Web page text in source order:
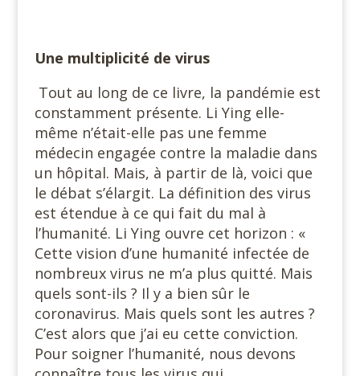
Une multiplicité de virus
Tout au long de ce livre, la pandémie est
constamment présente. Li Ying elle-
même n’était-elle pas une femme
médecin engagée contre la maladie dans
un hôpital. Mais, à partir de là, voici que
le débat s’élargit. La définition des virus
est étendue à ce qui fait du mal à
l’humanité. Li Ying ouvre cet horizon : «
Cette vision d’une humanité infectée de
nombreux virus ne m’a plus quitté. Mais
quels sont-ils ? Il y a bien sûr le
coronavirus. Mais quels sont les autres ?
C’est alors que j’ai eu cette conviction.
Pour soigner l’humanité, nous devons